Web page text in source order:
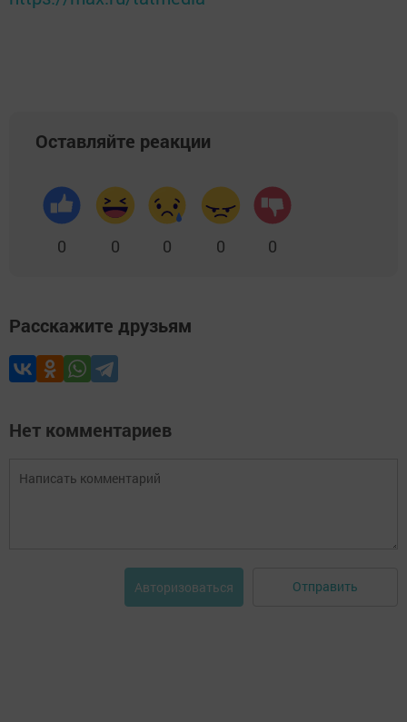
Оставляйте реакции
0 0 0 0 0
Расскажите друзьям
Нет комментариев
Авторизоваться Отправить